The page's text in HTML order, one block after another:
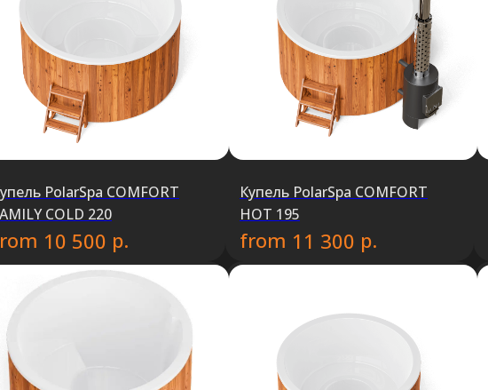
PolarSpa COMFORT
COLD 220
10 500 р.
Купель PolarSpa COMFORT
HOT 195
from 11 300 р.